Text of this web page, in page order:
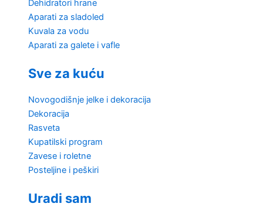
Dehidratori hrane
Aparati za sladoled
Kuvala za vodu
Aparati za galete i vafle
Sve za kuću
Novogodišnje jelke i dekoracija
Dekoracija
Rasveta
Kupatilski program
Zavese i roletne
Posteljine i peškiri
Uradi sam